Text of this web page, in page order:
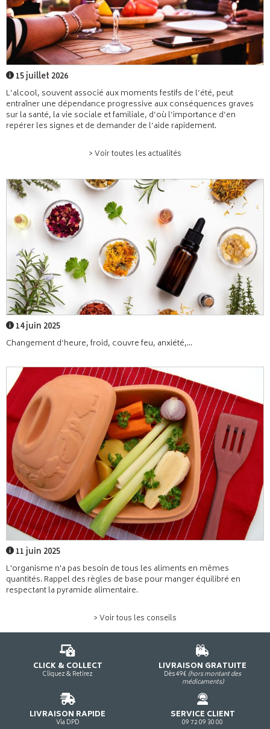
15 juillet 2026
L’alcool, souvent associé aux moments festifs de l’été, peut
entraîner une dépendance progressive aux conséquences graves
sur la santé, la vie sociale et familiale, d’où l’importance d’en
repérer les signes et de demander de l’aide rapidement.
> Voir toutes les actualités
14 juin 2025
Changement d’heure, froid, couvre feu, anxiété,...
11 juin 2025
L'organisme n'a pas besoin de tous les aliments en mêmes
quantités. Rappel des règles de base pour manger équilibré en
respectant la pyramide alimentaire.
> Voir tous les conseils
CLICK & COLLECT
Cliquez & Retirez
LIVRAISON GRATUITE
Dès 49€ (hors montant des
médicaments)
LIVRAISON RAPIDE
Via DPD
SERVICE CLIENT
09 72 09 30 00